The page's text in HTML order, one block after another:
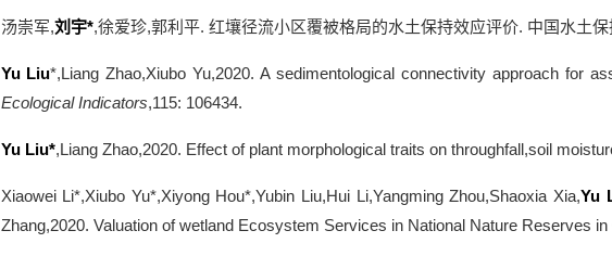
汤崇军,刘宇*,徐爱珍,郭利平. 红壤径流小区覆被格局的水土保持效应评价. 中国水土
Yu Liu*,Liang Zhao,Xiubo Yu,2020. A sedimentological connectivity approach for
Ecological Indicators,115: 106434.
Yu Liu*,Liang Zhao,2020. Effect of plant morphological traits on throughfall,soil
Xiaowei Li*,Xiubo Yu*,Xiyong Hou*,Yubin Liu,Hui Li,Yangming Zhou,Shaoxia Xia,Yu
Zhang,2020. Valuation of wetland Ecosystem Services in National Nature Reserves in